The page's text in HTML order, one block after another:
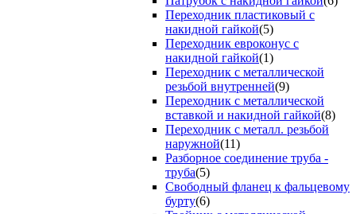
Переходник пластиковый с
накидной гайкой(5)
Переходник евроконус с
накидной гайкой(1)
Переходник с металлической
резьбой внутренней(9)
Переходник с металлической
вставкой и накидной гайкой(8)
Переходник с металл. резьбой
наружной(11)
Разборное соединение труба -
труба(5)
Свободный фланец к фальцевому
бурту(6)